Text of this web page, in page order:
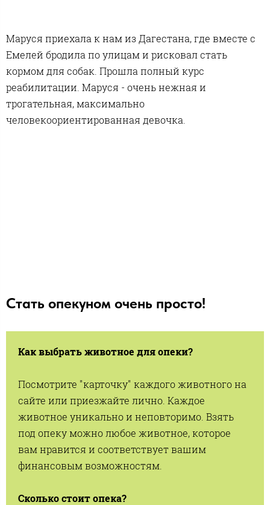
Маруся приехала к нам из Дагестана, где вместе с
Емелей бродила по улицам и рисковал стать
кормом для собак. Прошла полный курс
реабилитации. Маруся - очень нежная и
трогательная, максимально
человекоориентированная девочка.
Стать опекуном очень просто!
Как выбрать животное для опеки?
Посмотрите "карточку" каждого животного на
сайте или приезжайте лично. Каждое
животное уникально и неповторимо. Взять
под опеку можно любое животное, которое
вам нравится и соответствует вашим
финансовым возможностям.
Сколько стоит опека?